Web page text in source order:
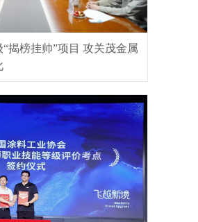
揭榜挂帅”项目 攻关茂金属